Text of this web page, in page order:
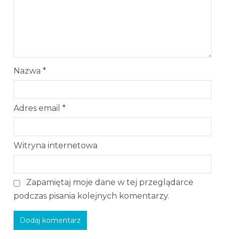
Nazwa *
Adres email *
Witryna internetowa
Zapamiętaj moje dane w tej przeglądarce
podczas pisania kolejnych komentarzy.